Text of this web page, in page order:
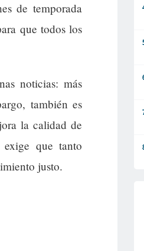
de temporada
que todos los
noticias: más
también es
la calidad de
que tanto
justo.